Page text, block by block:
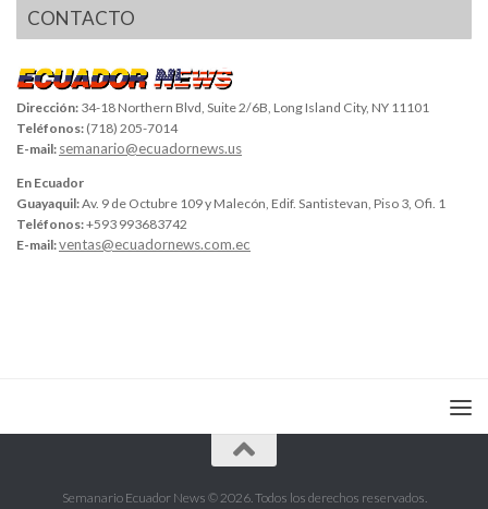
CONTACTO
Dirección: 34-18 Northern Blvd, Suite 2/6B, Long Island City, NY 11101
Teléfonos: (718) 205-7014
E-mail: semanario@ecuadornews.us
En Ecuador
Guayaquil:Av. 9 de Octubre 109 y Malecón, Edif. Santistevan, Piso 3, Ofi. 1
Teléfonos:+593 993683742
E-mail:ventas@ecuadornews.com.ec
Semanario Ecuador News © 2026. Todos los derechos reservados.